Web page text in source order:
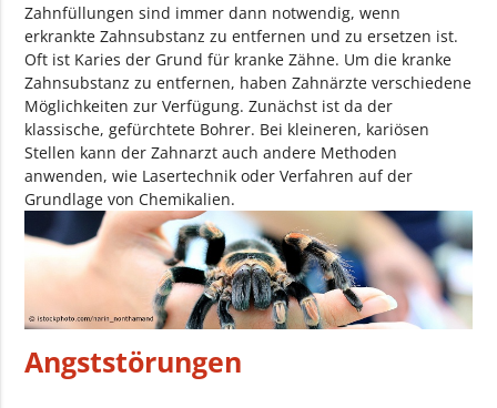
Zahnfüllungen sind immer dann notwendig, wenn
erkrankte Zahnsubstanz zu entfernen und zu ersetzen ist.
Oft ist Karies der Grund für kranke Zähne. Um die kranke
Zahnsubstanz zu entfernen, haben Zahnärzte verschiedene
Möglichkeiten zur Verfügung. Zunächst ist da der
klassische, gefürchtete Bohrer. Bei kleineren, kariösen
Stellen kann der Zahnarzt auch andere Methoden
anwenden, wie Lasertechnik oder Verfahren auf der
Grundlage von Chemikalien.
Angststörungen